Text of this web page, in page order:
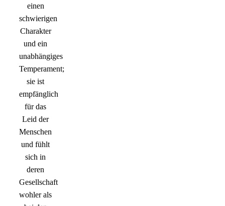
einen
schwierigen
Charakter
und ein
unabhängiges
Temperament;
sie ist
empfänglich
für das
Leid der
Menschen
und fühlt
sich in
deren
Gesellschaft
wohler als